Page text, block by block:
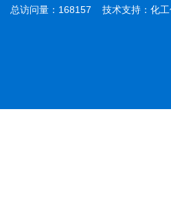
总访问量：168157 技术支持： 化